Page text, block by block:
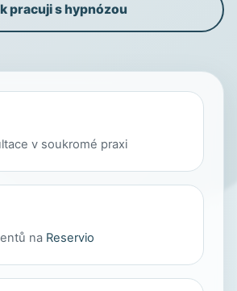
pracuji s hypnózou
v soukromé praxi
na Reservio